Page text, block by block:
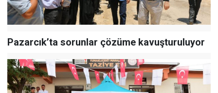
Pazarcık’ta sorunlar çözüme kavuşturuluyor